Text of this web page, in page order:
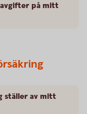
på mitt
ställer av mitt